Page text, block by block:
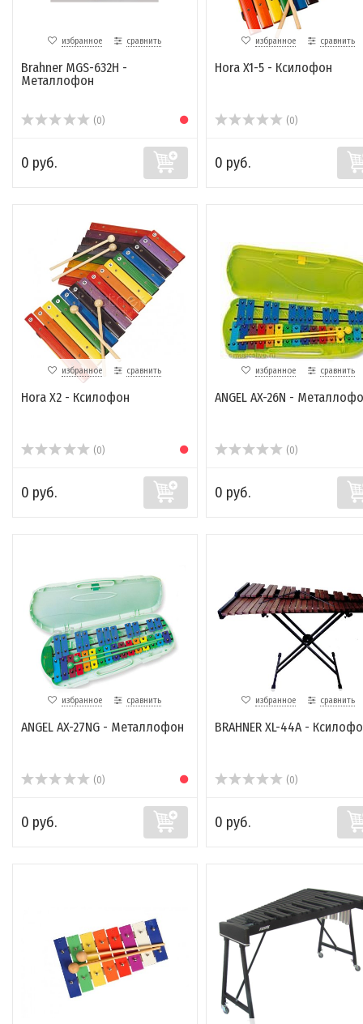
избранное сравнить
Brahner MGS-632H -
Металлофон
(0)
0 руб.
избранное сравнить
Hora X1-5 - Ксилофон
(0)
0 руб.
избранное сравнить
Hora X2 - Ксилофон
(0)
0 руб.
избранное сравнить
ANGEL AX-26N -
(0)
0 руб.
избранное сравнить
ANGEL AX-27NG - Металлофон
(0)
0 руб.
избранное сравнить
BRAHNER XL-44A -
(0)
0 руб.